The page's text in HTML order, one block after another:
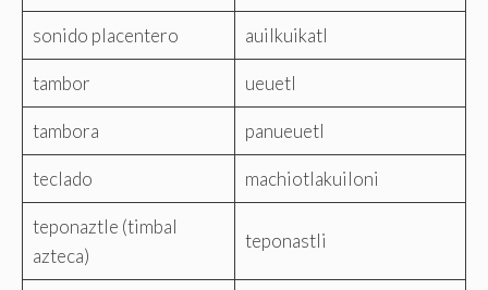
sonido placentero auilkuikatl
tambor ueuetl
tambora panueuetl
teclado machiotlakuiloni
teponaztle (timbal
azteca)
teponastli